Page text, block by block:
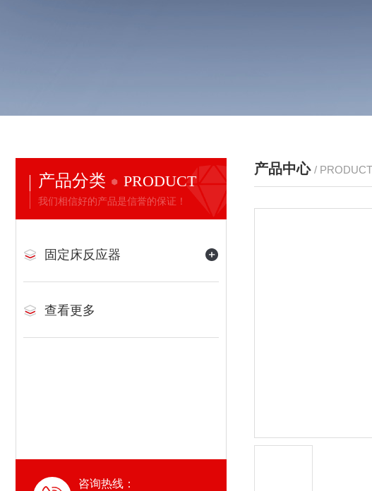
产品中心 /
产品分类 PRODUCT
我们相信好的产品是信誉的保证！
固定床反应器
查看更多
咨询热线：